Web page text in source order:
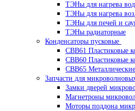
ТЭНы для нагрева
ТЭНы для нагрева
ТЭНы для печей и
ТЭНы радиаторные
Конденсаторы пусковые
CBB61 Пластиковые
CBB60 Пластиковые
CBB65
Запчасти для
Замки дверей
Магнетроны
Моторы поддона